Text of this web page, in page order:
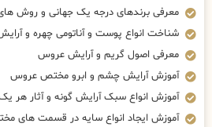
معرفی برندهای درجه یک جهانی و روش
شناخت انواع پوست و آناتومی چهره و
معرفی اصول گریم و آرایش عروس
آموزش آرایش چشم و ابرو مختص عروس
آموزش انواع سبک آرایش گونه و آثار هر
آموزش ایجاد انواع سایه در قسمت های